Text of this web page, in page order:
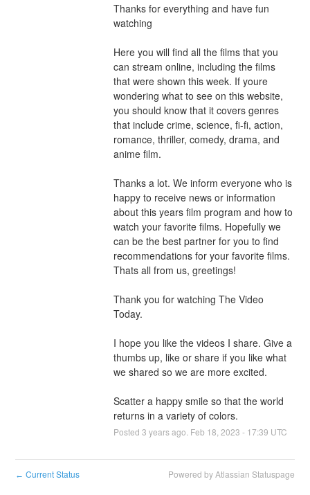
Thanks for everything and have fun
watching
Here you will find all the films that you
can stream online, including the films
that were shown this week. If youre
wondering what to see on this website,
you should know that it covers genres
that include crime, science, fi-fi, action,
romance, thriller, comedy, drama, and
anime film.
Thanks a lot. We inform everyone who is
happy to receive news or information
about this years film program and how to
watch your favorite films. Hopefully we
can be the best partner for you to find
recommendations for your favorite films.
Thats all from us, greetings!
Thank you for watching The Video
Today.
I hope you like the videos I share. Give a
thumbs up, like or share if you like what
we shared so we are more excited.
Scatter a happy smile so that the world
returns in a variety of colors.
Posted 3 years ago. Feb 18 2023 - 17:39 UTC
← Current Status Powered by Atlassian Statuspage